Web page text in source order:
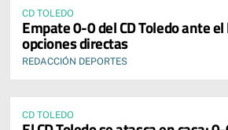
CD TOLEDO
Empate 0-0 del CD Toledo ante
opciones directas
REDACCIÓN DEPORTES
CD TOLEDO